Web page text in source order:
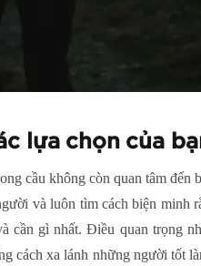
lựa chọn của
cầu không còn quan tâm đến
và luôn tìm cách biện
cần gì nhất. Điều quan trọng
cách xa lánh những người tốt